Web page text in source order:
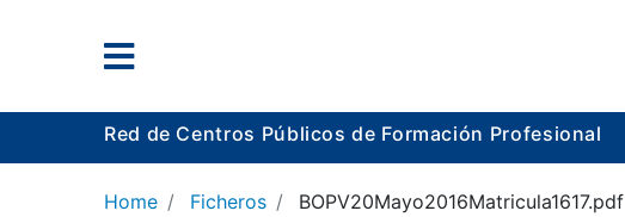
Red de Centros Públicos de Formación Profesional
Home Ficheros BOPV20Mayo2016Matricula1617.pdf